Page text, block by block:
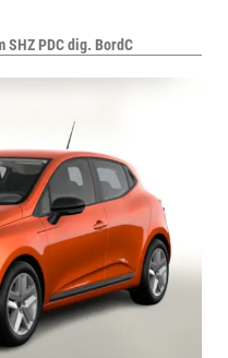
SHZ PDC dig. BordC